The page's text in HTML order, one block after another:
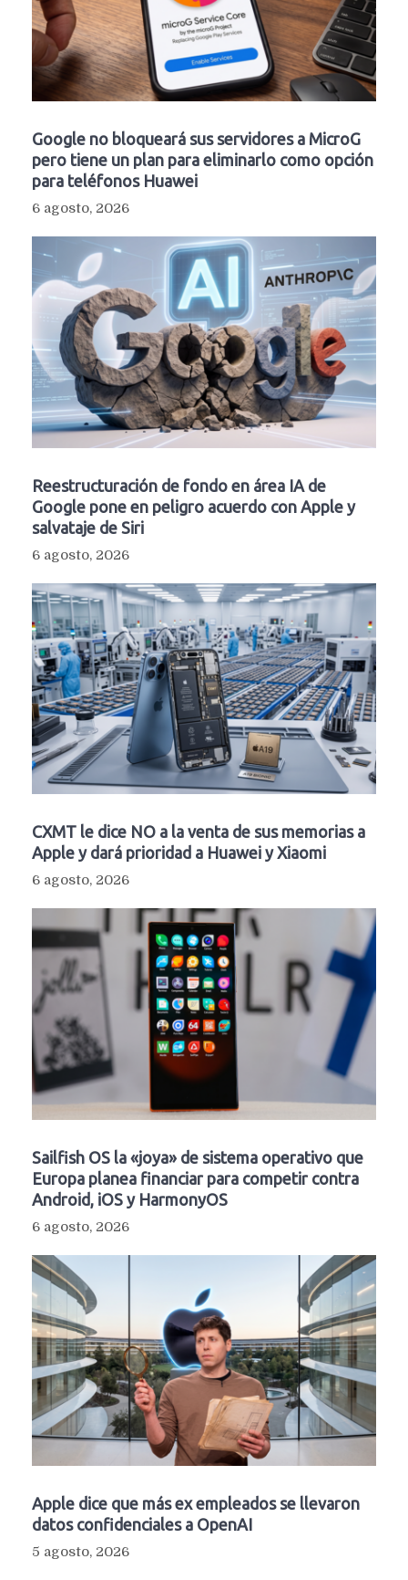
Google no bloqueará sus servidores a MicroG
pero tiene un plan para eliminarlo como opción
para teléfonos Huawei
6 agosto, 2026
Reestructuración de fondo en área IA de
Google pone en peligro acuerdo con Apple y
salvataje de Siri
6 agosto, 2026
CXMT le dice NO a la venta de sus memorias a
Apple y dará prioridad a Huawei y Xiaomi
6 agosto, 2026
Sailfish OS la «joya» de sistema operativo que
Europa planea financiar para competir contra
Android, iOS y HarmonyOS
6 agosto, 2026
Apple dice que más ex empleados se llevaron
datos confidenciales a OpenAI
5 agosto, 2026